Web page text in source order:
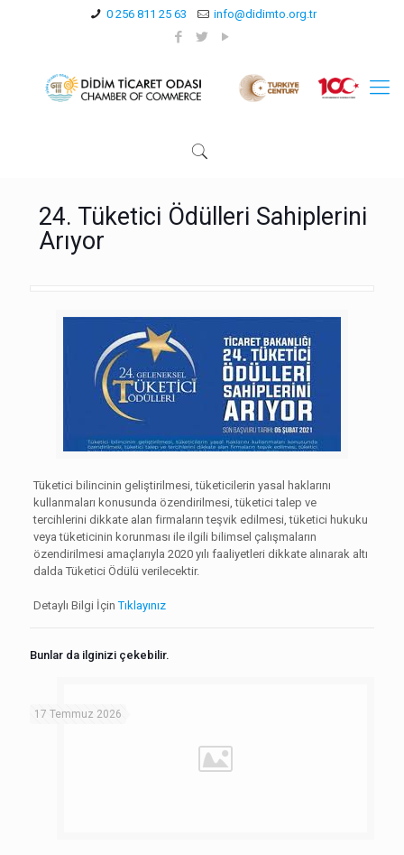
0 256 811 25 63 info@didimto.org.tr
24. Tüketici Ödülleri Sahiplerini
Arıyor
Tüketici bilincinin geliştirilmesi, tüketicilerin yasal haklarını
kullanmaları konusunda özendirilmesi, tüketici talep ve
tercihlerini dikkate alan firmaların teşvik edilmesi, tüketici hukuku
veya tüketicinin korunması ile ilgili bilimsel çalışmaların
özendirilmesi amaçlarıyla 2020 yılı faaliyetleri dikkate alınarak altı
dalda Tüketici Ödülü verilecektir.
Detaylı Bilgi İçinTıklayınız
Bunlar da ilginizi çekebilir.
17 Temmuz 2026